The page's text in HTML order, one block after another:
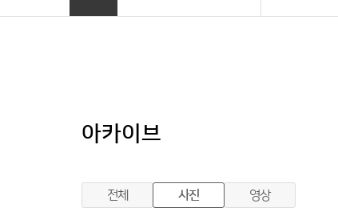
아카이브
전체 사진 영상